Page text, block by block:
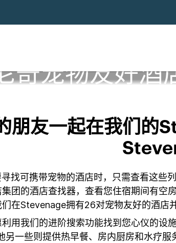
奇宠物友好酒
朋友一起在我们的
找可携带宠物的酒店时，只需查看这
团的酒店查找器，查看您住宿期间有
在Stevenage拥有26对宠物友好的酒店
用我们的进阶搜索功能找到您心仪的设
一些则提供热早餐、房内厨房和水疗服